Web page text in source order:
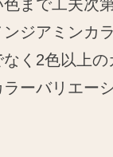
まで工夫次
ジアミンカラ
く2色以上
ーバリエー